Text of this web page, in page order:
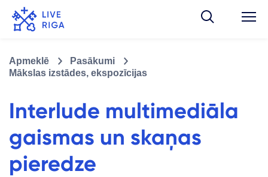
Apmeklē
Pasākumi
Mākslas izstādes, ekspozīcijas
Interlude multimediāla
gaismas un skaņas
pieredze